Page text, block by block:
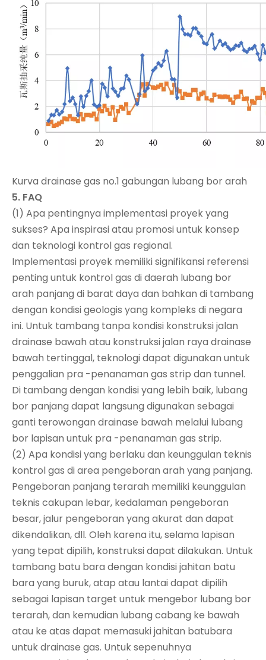
Kurva drainase gas no.1 gabungan lubang bor arah
5. FAQ
(1) Apa pentingnya implementasi proyek yang
sukses? Apa inspirasi atau promosi untuk konsep
dan teknologi kontrol gas regional.
Implementasi proyek memiliki signifikansi referensi
penting untuk kontrol gas di daerah lubang bor
arah panjang di barat daya dan bahkan di tambang
dengan kondisi geologis yang kompleks di negara
ini. Untuk tambang tanpa kondisi konstruksi jalan
drainase bawah atau konstruksi jalan raya drainase
bawah tertinggal, teknologi dapat digunakan untuk
penggalian pra -penanaman gas strip dan tunnel.
Di tambang dengan kondisi yang lebih baik, lubang
bor panjang dapat langsung digunakan sebagai
ganti terowongan drainase bawah melalui lubang
bor lapisan untuk pra -penanaman gas strip.
(2) Apa kondisi yang berlaku dan keunggulan teknis
kontrol gas di area pengeboran arah yang panjang.
Pengeboran panjang terarah memiliki keunggulan
teknis cakupan lebar, kedalaman pengeboran
besar, jalur pengeboran yang akurat dan dapat
dikendalikan, dll. Oleh karena itu, selama lapisan
yang tepat dipilih, konstruksi dapat dilakukan. Untuk
tambang batu bara dengan kondisi jahitan batu
bara yang buruk, atap atau lantai dapat dipilih
sebagai lapisan target untuk mengebor lubang bor
terarah, dan kemudian lubang cabang ke bawah
atau ke atas dapat memasuki jahitan batubara
untuk drainase gas. Untuk sepenuhnya